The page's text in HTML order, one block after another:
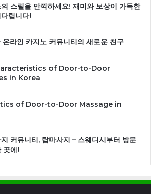
스릴을 만끽하세요! 재미와 보상이 가득한
립니다!
온라인 카지노 커뮤니티의 새로운 친구
of Door-to-Door
in Korea
of Door-to-Door Massage in
커뮤니티, 탑마사지 – 스웨디시부터 방문
곳에!